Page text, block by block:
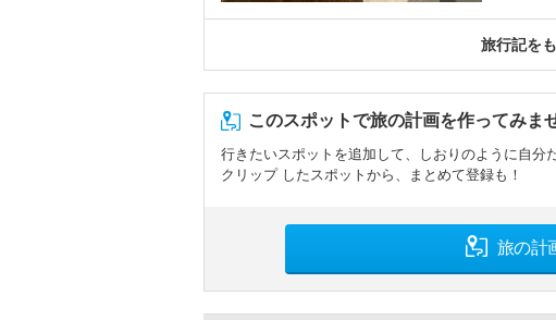
旅行記を
このスポットで旅の計画を作ってみま
行きたいスポットを追加して、しおりのように自分
クリップ したスポットから、まとめて登録も！
旅の計